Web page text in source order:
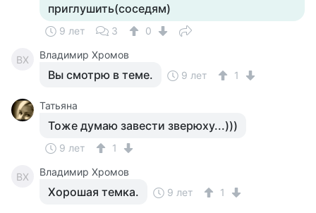
приглушить(соседям)
9 лет 3 0
ВХ Владимир Хромов
Вы смотрю в теме. 9 лет 1
Татьяна
Тоже думаю завести зверюху...)))
9 лет 1
ВХ Владимир Хромов
Хорошая темка. 9 лет 1